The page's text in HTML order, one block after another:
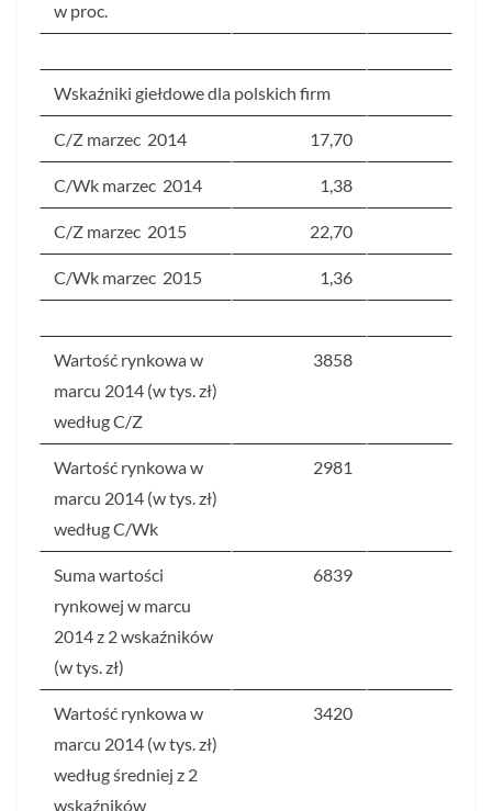
w proc.
Wskaźniki giełdowe dla polskich firm
C/Z marzec 2014 17,70
C/Wk marzec 2014 1,38
C/Z marzec 2015 22,70
C/Wk marzec 2015 1,36
Wartość rynkowa w
marcu 2014 (w tys. zł)
według C/Z
3858
Wartość rynkowa w
marcu 2014 (w tys. zł)
według C/Wk
2981
Suma wartości
rynkowej w marcu
2014 z 2 wskaźników
(w tys. zł)
6839
Wartość rynkowa w
marcu 2014 (w tys. zł)
według średniej z 2
wskaźników
3420